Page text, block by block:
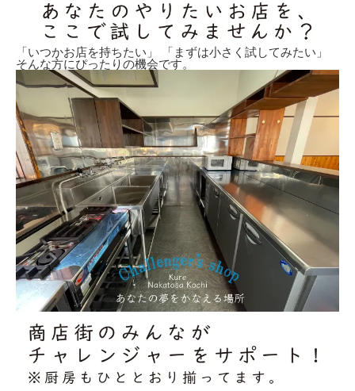
「いつかお店を持ちたい」 「まずは小さく試してみたい」
そんな方にぴったりの機会です。